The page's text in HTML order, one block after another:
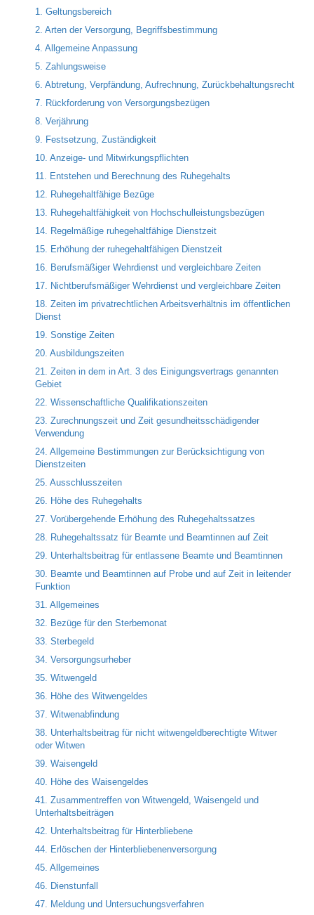
1. Geltungsbereich
2. Arten der Versorgung, Begriffsbestimmung
4. Allgemeine Anpassung
5. Zahlungsweise
6. Abtretung, Verpfändung, Aufrechnung, Zurückbehaltungsrecht
7. Rückforderung von Versorgungsbezügen
8. Verjährung
9. Festsetzung, Zuständigkeit
10. Anzeige- und Mitwirkungspflichten
11. Entstehen und Berechnung des Ruhegehalts
12. Ruhegehaltfähige Bezüge
13. Ruhegehaltfähigkeit von Hochschulleistungsbezügen
14. Regelmäßige ruhegehaltfähige Dienstzeit
15. Erhöhung der ruhegehaltfähigen Dienstzeit
16. Berufsmäßiger Wehrdienst und vergleichbare Zeiten
17. Nichtberufsmäßiger Wehrdienst und vergleichbare Zeiten
18. Zeiten im privatrechtlichen Arbeitsverhältnis im öffentlichen
Dienst
19. Sonstige Zeiten
20. Ausbildungszeiten
21. Zeiten in dem in Art. 3 des Einigungsvertrags genannten
Gebiet
22. Wissenschaftliche Qualifikationszeiten
23. Zurechnungszeit und Zeit gesundheitsschädigender
Verwendung
24. Allgemeine Bestimmungen zur Berücksichtigung von
Dienstzeiten
25. Ausschlusszeiten
26. Höhe des Ruhegehalts
27. Vorübergehende Erhöhung des Ruhegehaltssatzes
28. Ruhegehaltssatz für Beamte und Beamtinnen auf Zeit
29. Unterhaltsbeitrag für entlassene Beamte und Beamtinnen
30. Beamte und Beamtinnen auf Probe und auf Zeit in leitender
Funktion
31. Allgemeines
32. Bezüge für den Sterbemonat
33. Sterbegeld
34. Versorgungsurheber
35. Witwengeld
36. Höhe des Witwengeldes
37. Witwenabfindung
38. Unterhaltsbeitrag für nicht witwengeldberechtigte Witwer
oder Witwen
39. Waisengeld
40. Höhe des Waisengeldes
41. Zusammentreffen von Witwengeld, Waisengeld und
Unterhaltsbeiträgen
42. Unterhaltsbeitrag für Hinterbliebene
44. Erlöschen der Hinterbliebenenversorgung
45. Allgemeines
46. Dienstunfall
47. Meldung und Untersuchungsverfahren